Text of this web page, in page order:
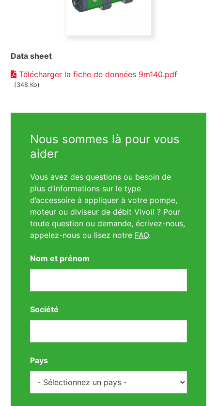
Data sheet
Télécharger la fiche de données 9m140.pdf
(348 Ko)
Nous sommes là pour vous
aider
Vous avez des questions ou besoin de
plus d’informations sur le type
d’accessoire à appliquer à votre pompe,
moteur ou diviseur de débit Vivoil ? Pour
toute question ou demande, écrivez-nous,
appelez-nous ou lisez notre FAQ.
Nom et prénom
Société
Pays